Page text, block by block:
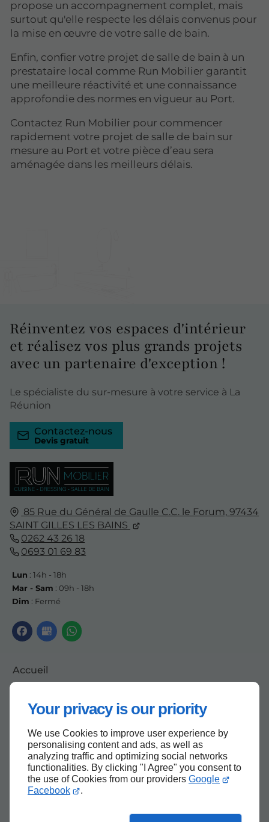
Your privacy is our priority
We use Cookies to improve user experience by
personalising content and ads, as well as
analyzing traffic and optimizing social networks
functionalities. By clicking "I Agree" you consent to
the use of Cookies from our providers Google
Facebook
.
propose un accompagnement complet, mais
surtout qu'elle respecte les délais convenus pour
la mise en œuvre de votre salle de bain.
Enfin, confier votre projet de salle de bain à un
prestataire local comme Run Mobilier garantit
une meilleure réactivité et une connaissance
approfondie des normes en vigueur au Port.
Contactez Run Mobilier pour commencer
rapidement votre projet de salle de bain sur
mesure au Port et votre pièce d’eau sera
aménagée dans les meilleurs délais.
85 Rue du Général de Gaulle C.C. le Forum, 97434
SAINT GILLES LES BAINS
0262 43 26 18
0693 01 69 83
Lun : 14h - 18h
Mar - Sam : 09h - 18h
Dim : Fermé
Accueil
Mentions légales
Plan du site
Réinventez vos espaces d'intérieur
et réalisez vos plus grands projets
avec un partenaire d'exception !
Le spécialiste du sur-mesure à votre service à La
Réunion
Contactez-nous
Haut de page